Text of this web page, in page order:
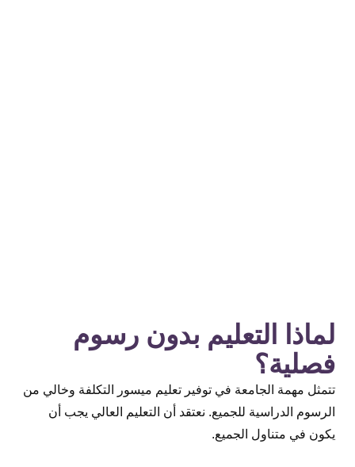
لماذا التعليم بدون رسوم
فصلية؟
تتمثل مهمة الجامعة في توفير تعليم ميسور التكلفة وخالي من
الرسوم الدراسية للجميع. نعتقد أن التعليم العالي يجب أن
يكون في متناول الجميع.